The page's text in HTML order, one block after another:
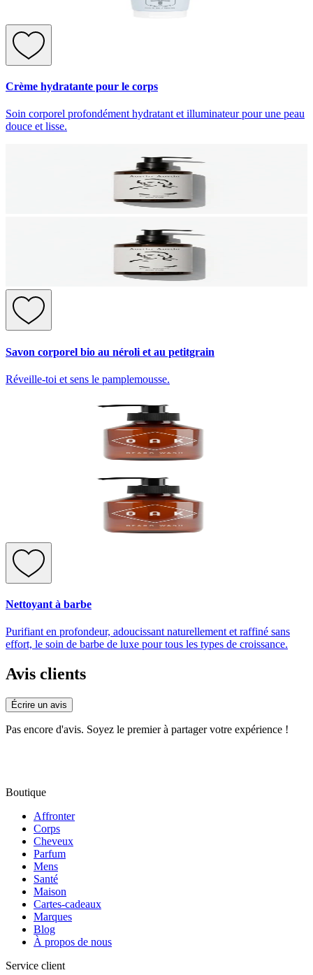
Crème hydratante pour le corps
Soin corporel profondément hydratant et illuminateur pour une peau
douce et lisse.
Savon corporel bio au néroli et au petitgrain
Réveille-toi et sens le pamplemousse.
Nettoyant à barbe
Purifiant en profondeur, adoucissant naturellement et raffiné sans
effort, le soin de barbe de luxe pour tous les types de croissance.
Avis clients
Écrire un avis
Pas encore d'avis. Soyez le premier à partager votre expérience !
Boutique
Affronter
Corps
Cheveux
Parfum
Mens
Santé
Maison
Cartes-cadeaux
Marques
Blog
À propos de nous
Service client